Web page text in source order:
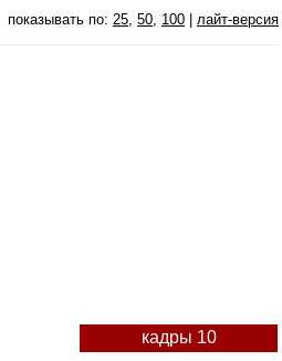
показывать по: 25, 50, 100 лайт-версия
кадры 10